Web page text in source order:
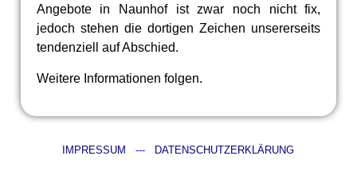
Angebote in Naunhof ist zwar noch nicht fix,
jedoch stehen die dortigen Zeichen unsererseits
tendenziell auf Abschied.
Weitere Informationen folgen.
IMPRESSUM --- DATENSCHUTZERKLÄRUNG